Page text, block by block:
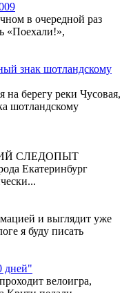
в очередной раз
«Поехали!»,
знак шотландскому
на берегу реки Чусовая,
шотландскому
СЛЕДОПЫТ
Екатеринбург
и выглядит уже
я буду писать
дней"
велоигра,